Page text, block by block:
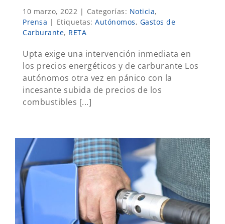
10 marzo, 2022 | Categorías: Noticia,
Prensa | Etiquetas: Autónomos, Gastos de
Carburante, RETA
Upta exige una intervención inmediata en
los precios energéticos y de carburante Los
autónomos otra vez en pánico con la
incesante subida de precios de los
combustibles [...]